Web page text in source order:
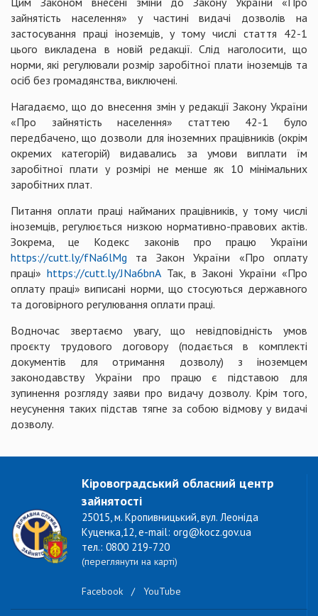
зайнятість населення» у частині видачі дозволів на
застосування праці іноземців, у тому числі стаття 42-1
цього викладена в новій редакції. Слід наголосити, що
норми, які регулювали розмір заробітної плати іноземців та
осіб без громадянства, виключені.
Нагадаємо, що до внесення змін у редакції Закону України
«Про зайнятість населення» статтею 42-1 було
передбачено, що дозволи для іноземних працівників (окрім
окремих категорій) видавались за умови виплати їм
заробітної плати у розмірі не менше як 10 мінімальних
заробітних плат.
Питання оплати праці найманих працівників, у тому числі
іноземців, регулюється низкою нормативно-правових актів.
Зокрема, це Кодекс законів про працю України
https://cutt.ly/fNa6lMg та Закон України «Про оплату
праці»https://cutt.ly/JNa6bnAТак, в Законі України «Про
оплату праці» виписані норми, що стосуються державного
та договірного регулювання оплати праці.
Водночас звертаємо увагу, що невідповідність умов
проєкту трудового договору (подається в комплекті
документів для отримання дозволу) з іноземцем
законодавству України про працю є підставою для
зупинення розгляду заяви про видачу дозволу. Крім того,
неусунення таких підстав тягне за собою відмову у видачі
дозволу.
Кіровоградський обласний центр
зайнятості
25015, м. Кропивницький, вул. Леоніда
Куценка,12, e-mail: org@kocz.gov.ua
тел.: 0800 219-720
(переглянути на карті)
Facebook / YouTube